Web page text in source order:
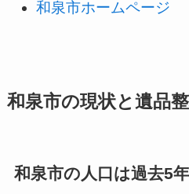
和泉市ホームページ
和泉市の現状と遺品
和泉市の人口は過去5